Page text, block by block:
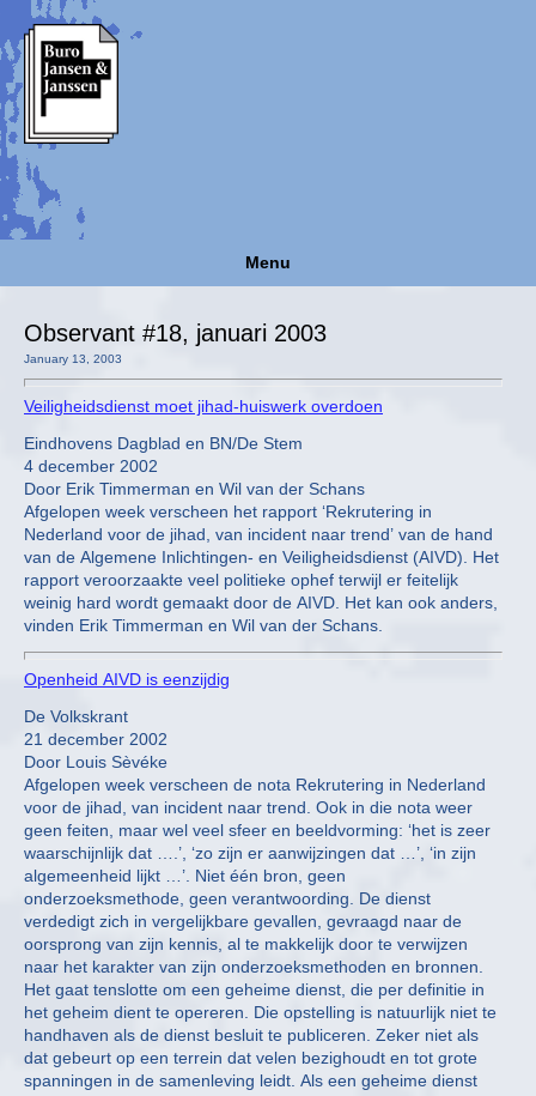
Menu
Observant #18, januari 2003
January 13, 2003
Veiligheidsdienst moet jihad-huiswerk overdoen
Eindhovens Dagblad en BN/De Stem
4 december 2002
Door Erik Timmerman en Wil van der Schans
Afgelopen week verscheen het rapport ‘Rekrutering in
Nederland voor de jihad, van incident naar trend’ van de hand
van de Algemene Inlichtingen- en Veiligheidsdienst (AIVD). Het
rapport veroorzaakte veel politieke ophef terwijl er feitelijk
weinig hard wordt gemaakt door de AIVD. Het kan ook anders,
vinden Erik Timmerman en Wil van der Schans.
Openheid AIVD is eenzijdig
De Volkskrant
21 december 2002
Door Louis Sèvéke
Afgelopen week verscheen de nota Rekrutering in Nederland
voor de jihad, van incident naar trend. Ook in die nota weer
geen feiten, maar wel veel sfeer en beeldvorming: ‘het is zeer
waarschijnlijk dat ….’, ‘zo zijn er aanwijzingen dat …’, ‘in zijn
algemeenheid lijkt …’. Niet één bron, geen
onderzoeksmethode, geen verantwoording. De dienst
verdedigt zich in vergelijkbare gevallen, gevraagd naar de
oorsprong van zijn kennis, al te makkelijk door te verwijzen
naar het karakter van zijn onderzoeksmethoden en bronnen.
Het gaat tenslotte om een geheime dienst, die per definitie in
het geheim dient te opereren. Die opstelling is natuurlijk niet te
handhaven als de dienst besluit te publiceren. Zeker niet als
dat gebeurt op een terrein dat velen bezighoudt en tot grote
spanningen in de samenleving leidt. Als een geheime dienst